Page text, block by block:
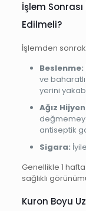
İşlem
Edilmeli?
İşlemden
Beslenme:
ve
yerini
Ağız
antiseptik
Sigara:
Genellikle 1
sağlıklı
Kuron Boyu